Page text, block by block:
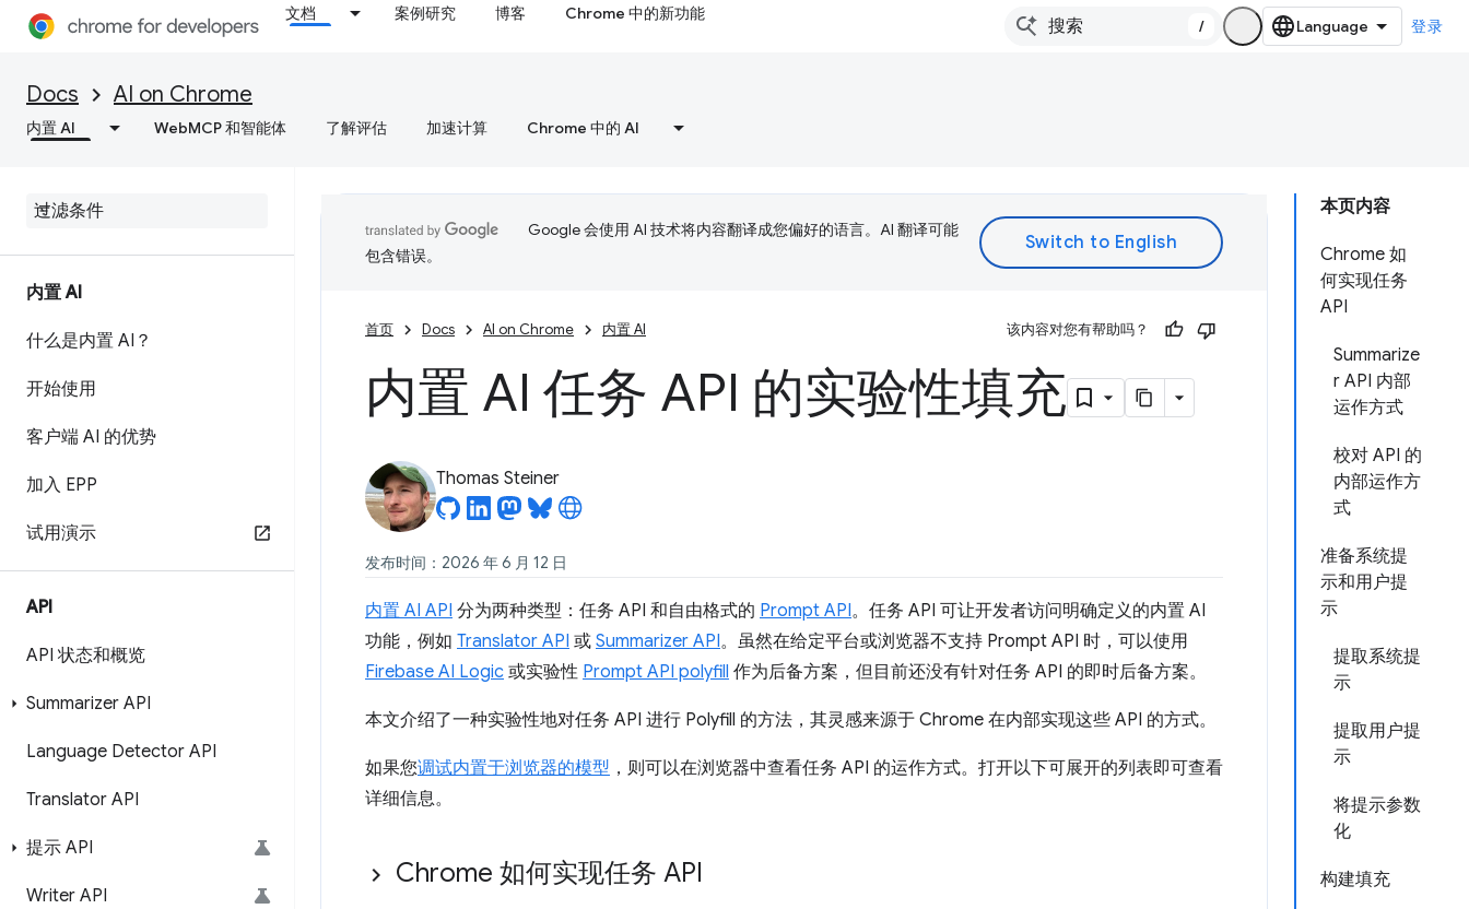
文档 案例研究 博客 Chrome 中的新功能
/ 登录
Docs AI on Chrome
内置 AI WebMCP 和智能体 了解评估 加速计算 Chrome 中的 AI
内置 AI
什么是内置 AI？
开始使用
客户端 AI 的优势
加入 EPP
试用演示
API
API 状态和概览
Summarizer API
Language Detector API
Translator API
提示 API
Writer API
本页内容
Chrome 如
何实现任务
API
Summarize
r API 内部
运作方式
校对 API 的
内部运作方
式
准备系统提
示和用户提
示
提取系统提
示
提取用户提
示
将提示参数
化
构建填充
Google 会使用 AI 技术将内容翻译成您偏好的语言。AI 翻译可能
包含错误。
首页 Docs AI on Chrome 内置 AI 该内容对您有帮助吗？
内置 AI 任务 API 的实验性填充
Thomas Steiner
发布时间：2026 年 6 月 12 日
内置 AI API 分为两种类型：任务 API 和自由格式的 Prompt API。任务 API 可让开发者访问明确定义的内置 AI
功能，例如 Translator API 或 Summarizer API。虽然在给定平台或浏览器不支持 Prompt API 时，可以使用
Firebase AI Logic 或实验性 Prompt API polyfill 作为后备方案，但目前还没有针对任务 API 的即时后备方案。
本文介绍了一种实验性地对任务 API 进行 Polyfill 的方法，其灵感来源于 Chrome 在内部实现这些 API 的方式。
如果您调试内置于浏览器的模型 ，则可以在浏览器中查看任务 API 的运作方式。打开以下可展开的列表即可查看
详细信息。
Chrome 如何实现任务 API